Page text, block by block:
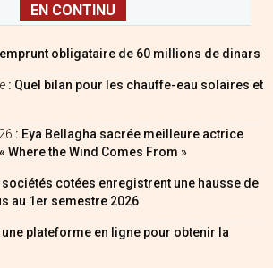
EN CONTINU
emprunt obligataire de 60 millions de dinars
: Quel bilan pour les chauffe-eau solaires et
: Eya Bellagha sacrée meilleure actrice
Where the Wind Comes From »
sociétés cotées enregistrent une hausse de
au 1er semestre 2026
une plateforme en ligne pour obtenir la